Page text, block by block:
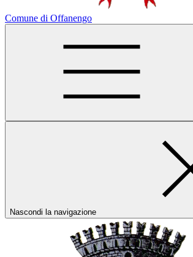
Comune di Offanengo
Nascondi la navigazione